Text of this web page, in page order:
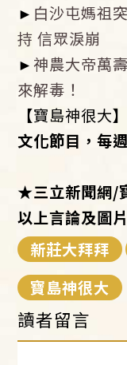
► 白沙屯媽祖
持 信眾淚崩
►神農大帝萬
來解毒！
【寶島神很大
文化節目，每
★三立新聞網/
以上言論及圖
新莊大拜拜
寶島神很大
讀者留言